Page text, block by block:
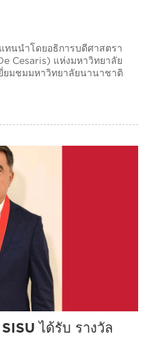
ทนนำโดยอธิการบดีศาสตรา
Cesaris) แห่งมหาวิทยาลัย
ยมชมมหาวิทยาลัยนานาชาติ
ได้รับ รางวัล